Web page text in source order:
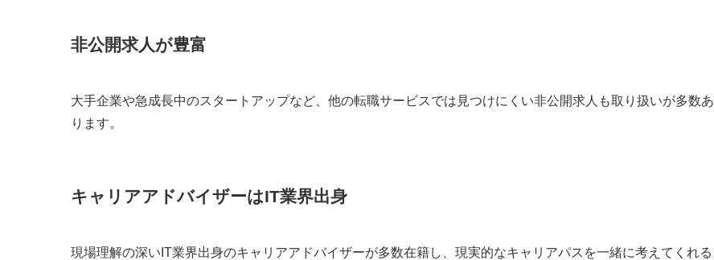
非公開求人が豊富
大手企業や急成長中のスタートアップなど、他の転職サービスでは見つけにくい非公開求人も取り扱いが多数あ
ります。
キャリアアドバイザーはIT業界出身
現場理解の深いIT業界出身のキャリアアドバイザーが多数在籍し、現実的なキャリアパスを一緒に考えてくれる